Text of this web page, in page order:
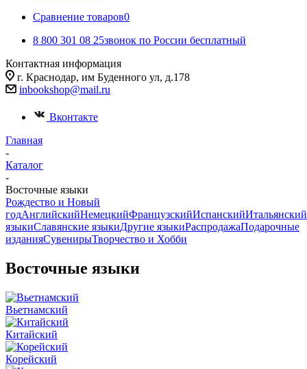
Сравнение товаров0
8 800 301 08 25звонок по России бесплатный
Контактная информация
г. Краснодар, им Буденного ул, д.178
inbookshop@mail.ru
Вконтакте
Главная
-
Каталог
-
Восточные языки
Рождество и Новый
годАнглийскийНемецкийФранцузскийИспанскийИтальянский
языкиСлавянские языкиДругие языкиРаспродажаПодарочные
изданияСувенирыТворчество и Хобби
Восточные языки
Вьетнамский
Китайский
Корейский